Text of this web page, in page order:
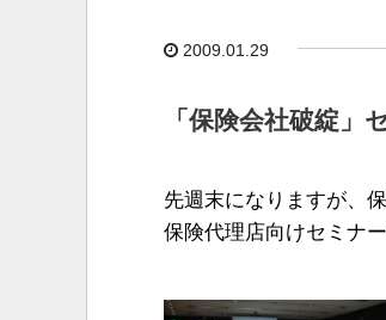
2009.01.29
「保険会社破綻」
先週末になりますが、
保険代理店向けセミナ